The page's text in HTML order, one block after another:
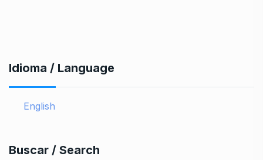
Idioma / Language
English
Buscar / Search